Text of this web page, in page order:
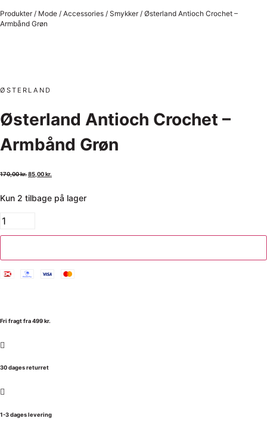
Produkter / Mode / Accessories / Smykker / Østerland Antioch Crochet –
Armbånd Grøn
ØSTERLAND
Østerland Antioch Crochet –
Armbånd Grøn
170,00kr.85,00kr.
Kun 2 tilbage på lager
Fri fragt fra 499 kr.
30 dages returret
1-3 dages levering